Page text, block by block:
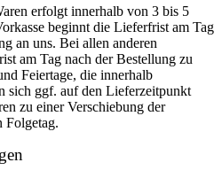
erfolgt innerhalb von 3 bis 5
beginnt die Lieferfrist am Tag
an uns. Bei allen anderen
am Tag nach der Bestellung zu
Feiertage, die innerhalb
sich ggf. auf den Lieferzeitpunkt
zu einer Verschiebung der
Folgetag.